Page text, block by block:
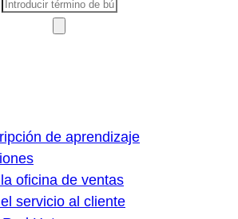
de aprendizaje
oficina de ventas
servicio al cliente